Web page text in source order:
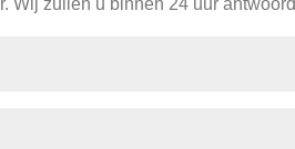
Wij zullen u binnen 24 uur